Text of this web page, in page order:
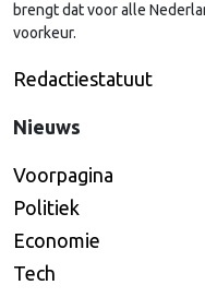
brengt dat voor alle
voorkeur.
Redactiestatuut
Nieuws
Voorpagina
Politiek
Economie
Tech